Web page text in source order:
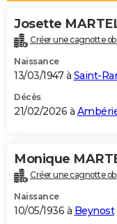
Alimentation
Guide de la santé
Maladies
Médicaments
Sommeil
VOYAGE
Destinations
City break
Voyage nature
Voyage de noces
Forum
Climat
+PHOTO
GUIDES D'ACHAT
BONS PLANS
Carte de Noël
Carte Bonne année
Carte Saint-Valentin
Carte Pâques
Carte d'anniversaire
DICTIONNAIRE
Dictionnaire
Biographies
Citations
Expressions
Proverbes
PROGRAMME TV
Josette
Créer une cagnotte
Naissance
13/03/1947 à Saint-
Décès
21/02/2026 à
Monique
Créer une cagnotte
Naissance
10/05/1936 à Beynost